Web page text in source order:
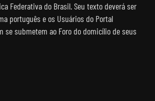
Federativa do Brasil. Seu texto deverá ser
português e os Usuários do Portal
se submetem ao Foro do domicílio de seus